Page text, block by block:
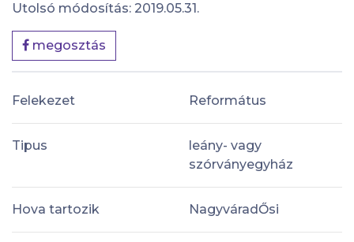
Utolsó módosítás: 2019.05.31.
megosztás
Felekezet Református
Tipus
leány- vagy
szórványegyház
Hova tartozik NagyváradŐsi